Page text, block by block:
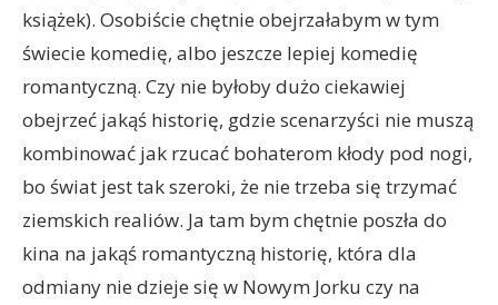
książek). Osobiście chętnie obejrzałabym w tym
świecie komedię, albo jeszcze lepiej komedię
romantyczną. Czy nie byłoby dużo ciekawiej
obejrzeć jakąś historię, gdzie scenarzyści nie muszą
kombinować jak rzucać bohaterom kłody pod nogi,
bo świat jest tak szeroki, że nie trzeba się trzymać
ziemskich realiów. Ja tam bym chętnie poszła do
kina na jakąś romantyczną historię, która dla
odmiany nie dzieje się w Nowym Jorku czy na